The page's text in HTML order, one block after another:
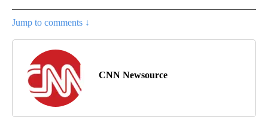
Jump to comments ↓
CNN Newsource